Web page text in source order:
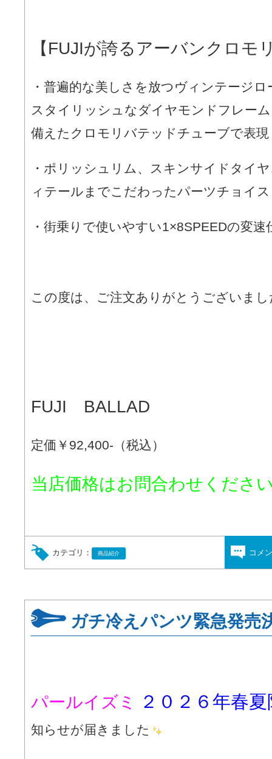
【FUJIが誇るアーバンクロモ
・普遍的な美しさを放つヴィンテージ
スタイリッシュなダイヤモンドフレー
備えたクロモリバテッドチューブで表現
・ポリッシュリム、スキンサイドタイ
ィテールまでこだわったパーツチョイス
・街乗りで使いやすい1×8SPEEDの変速
この度は、ご注文ありがとうございまし
FUJI BALLAD
定価￥92,400-（税込）
当店価格はお問合わせくださ
カテゴリ： 商品紹介 コメ
ガチ冷えパンツ緊急発売
パールイズミ ２０２６年春
知らせが届きました